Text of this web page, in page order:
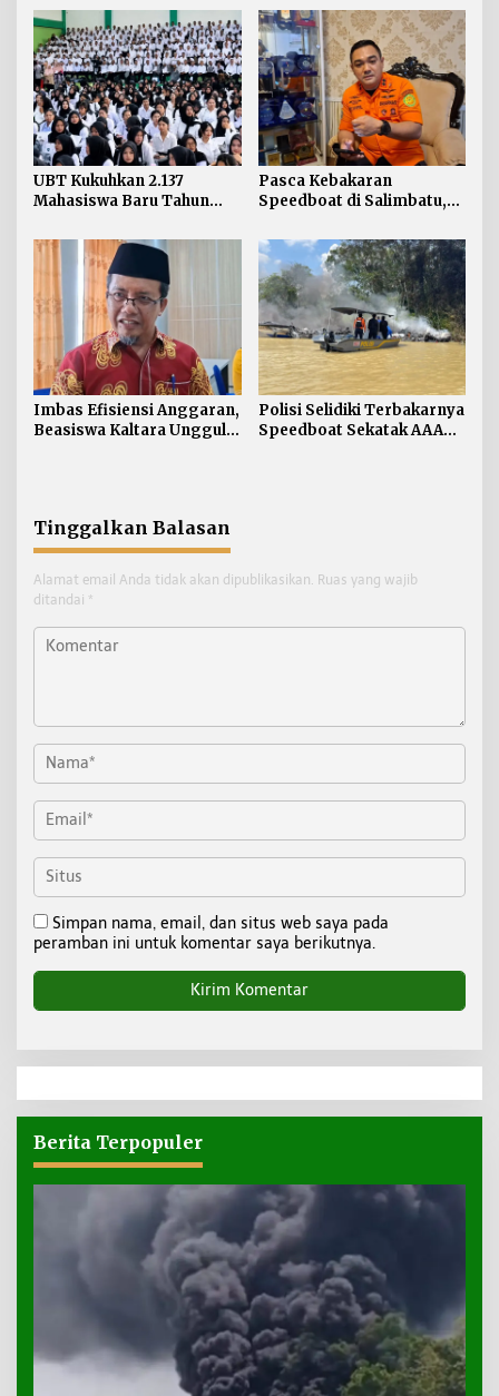
Pengawasan dan Edukasi
Awak Kapal
UBT Kukuhkan 2.137
Mahasiswa Baru Tahun
Pasca Kebakaran
Speedboat di Salimbatu,
Pentingnya Standar
Keselamatan
Imbas Efisiensi Anggaran,
Beasiswa Kaltara Unggul
Polisi Selidiki Terbakarnya
Speedboat Sekatak AAA
Tinggalkan Balasan
Alamat email Anda tidak akan dipublikasikan. Ruas yang wajib
ditandai *
Simpan nama, email, dan situs web saya pada
peramban ini untuk komentar saya berikutnya.
Berita Terpopuler